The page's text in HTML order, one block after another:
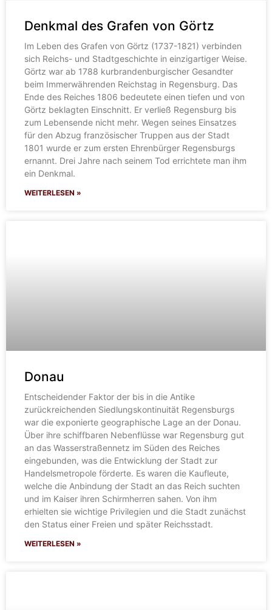
Denkmal des Grafen von Görtz
Im Leben des Grafen von Görtz (1737-1821) verbinden
sich Reichs- und Stadtgeschichte in einzigartiger Weise.
Görtz war ab 1788 kurbrandenburgischer Gesandter
beim Immerwährenden Reichstag in Regensburg. Das
Ende des Reiches 1806 bedeutete einen tiefen und von
Görtz beklagten Einschnitt. Er verließ Regensburg bis
zum Lebensende nicht mehr. Wegen seines Einsatzes
für den Abzug französischer Truppen aus der Stadt
1801 wurde er zum ersten Ehrenbürger Regensburgs
ernannt. Drei Jahre nach seinem Tod errichtete man ihm
ein Denkmal.
WEITERLESEN »
Donau
Entscheidender Faktor der bis in die Antike
zurückreichenden Siedlungskontinuität Regensburgs
war die exponierte geographische Lage an der Donau.
Über ihre schiffbaren Nebenflüsse war Regensburg gut
an das Wasserstraßennetz im Süden des Reiches
eingebunden, was die Entwicklung der Stadt zur
Handelsmetropole förderte. Es waren die Kaufleute,
welche die Anbindung der Stadt an das Reich suchten
und im Kaiser ihren Schirmherren sahen. Von ihm
erhielten sie wichtige Privilegien und die Stadt zunächst
den Status einer Freien und später Reichsstadt.
WEITERLESEN »